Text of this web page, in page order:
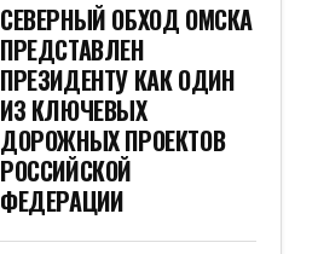
СЕВЕРНЫЙ ОБХОД ОМСКА
ПРЕДСТАВЛЕН
ПРЕЗИДЕНТУ КАК ОДИН
ИЗ КЛЮЧЕВЫХ
ДОРОЖНЫХ ПРОЕКТОВ
РОССИЙСКОЙ
ФЕДЕРАЦИИ